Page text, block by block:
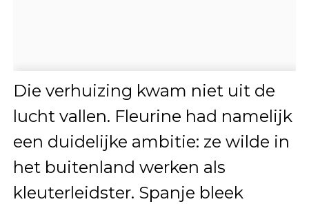
Die verhuizing kwam niet uit de
lucht vallen. Fleurine had namelijk
een duidelijke ambitie: ze wilde in
het buitenland werken als
kleuterleidster. Spanje bleek